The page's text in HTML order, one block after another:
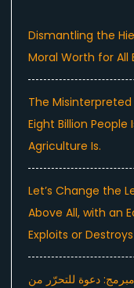
Dismantling the
Moral Worth for All
The
Eight Billion
Agriculture Is.
Let’s Change the
Above All, with an
Exploits or Destroys
دعوة للتحرّر من